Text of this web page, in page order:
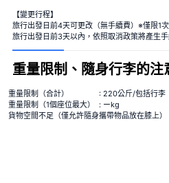
【變更行程】
旅行出發日前4天可更改（無手續費）※僅限1次
旅行出發日前3天以內，依照取消政策將產生
重量限制、隨身行李的注
重量限制（合計）
: 220公斤/包括行李
重量限制（1個座位最大）
: ーkg
貨物空間不足（僅允許隨身攜帶物品放在膝上）